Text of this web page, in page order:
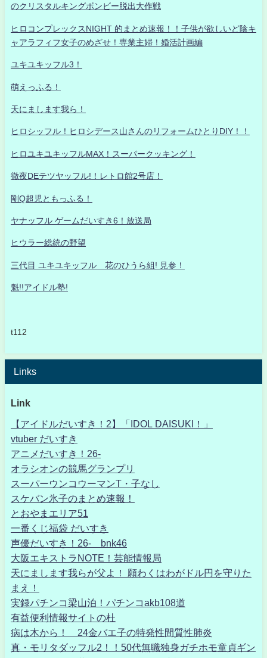
のクリスタルキングボンビー脱出大作戦
ヒロコンプレックスNIGHT 的まとめ速報！！子供が欲しいど陰キ
ャアラフィフ女子のめざせ！専業主婦！婚活計画編
ユキユキッフル3！
萌えっふる！
天にまします我ら！
ヒロシッフル！ヒロシデース山さんのリフォームひとりDIY！！
ヒロユキユキッフルMAX！スーパークッキング！
徹夜DEテツヤッフル!！レトロ館2号店！
剛Q超児ともっふる！
ヤナッフル ゲームだいすき6！放送局
ヒウラー総統の野望
三代目 ユキユキッフル 花のひうら組! 見参！
魁!!アイドル塾!
t112
Links
Link
【アイドルだいすき！2】「IDOL DAISUKI！」
vtuber だいすき
アニメだいすき！26-
オラシオンの競馬グランプリ
スーパーウンコウーマンT・子なし
スケバン氷子のまとめ速報！
とおやまエリア51
一番くじ福袋 だいすき
声優だいすき！26- bnk46
大阪エキストラNOTE！芸能情報局
天にまします我らが父よ！ 願わくはわがドル円を守りた
まえ！
実録パチンコ梁山泊！パチンコakb108道
有益便利情報サイトの杜
病は木から！ 24金バエ子の特発性間質性肺炎
真・モリタダッフル2！！50代無職独身ガチホモ童貞ギン